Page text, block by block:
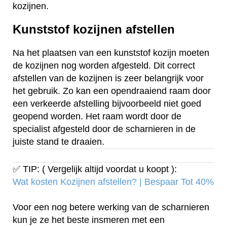
kozijnen.
Kunststof kozijnen afstellen
Na het plaatsen van een kunststof kozijn moeten
de kozijnen nog worden afgesteld. Dit correct
afstellen van de kozijnen is zeer belangrijk voor
het gebruik. Zo kan een opendraaiend raam door
een verkeerde afstelling bijvoorbeeld niet goed
geopend worden. Het raam wordt door de
specialist afgesteld door de scharnieren in de
juiste stand te draaien.
✅ TIP: ( Vergelijk altijd voordat u koopt ):
Wat kosten Kozijnen afstellen? | Bespaar Tot 40%‎
Voor een nog betere werking van de scharnieren
kun je ze het beste insmeren met een